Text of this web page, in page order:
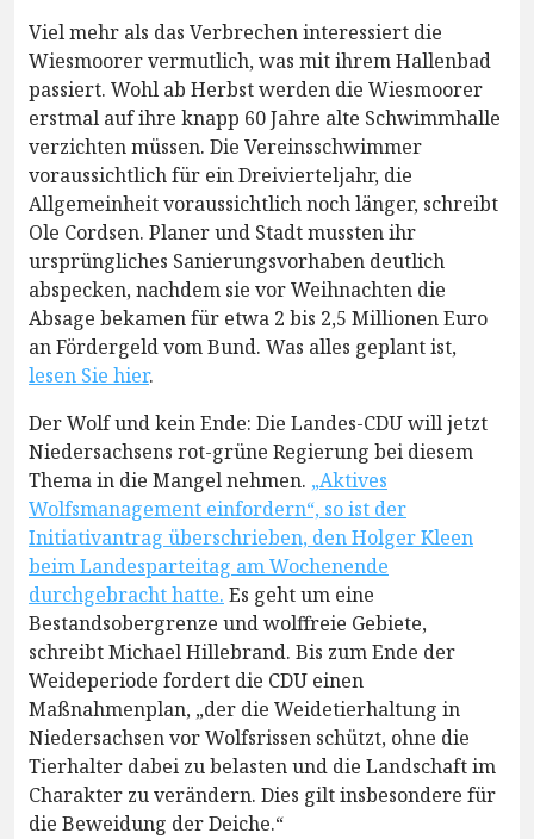
Viel mehr als das Verbrechen interessiert die
Wiesmoorer vermutlich, was mit ihrem Hallenbad
passiert. Wohl ab Herbst werden die Wiesmoorer
erstmal auf ihre knapp 60 Jahre alte Schwimmhalle
verzichten müssen. Die Vereinsschwimmer
voraussichtlich für ein Dreivierteljahr, die
Allgemeinheit voraussichtlich noch länger, schreibt
Ole Cordsen. Planer und Stadt mussten ihr
ursprüngliches Sanierungsvorhaben deutlich
abspecken, nachdem sie vor Weihnachten die
Absage bekamen für etwa 2 bis 2,5 Millionen Euro
an Fördergeld vom Bund. Was alles geplant ist,
lesen Sie hier.
Der Wolf und kein Ende: Die Landes-CDU will jetzt
Niedersachsens rot-grüne Regierung bei diesem
Thema in die Mangel nehmen. „Aktives
Wolfsmanagement einfordern“, so ist der
Initiativantrag überschrieben, den Holger Kleen
beim Landesparteitag am Wochenende
durchgebracht hatte. Es geht um eine
Bestandsobergrenze und wolffreie Gebiete,
schreibt Michael Hillebrand. Bis zum Ende der
Weideperiode fordert die CDU einen
Maßnahmenplan, „der die Weidetierhaltung in
Niedersachsen vor Wolfsrissen schützt, ohne die
Tierhalter dabei zu belasten und die Landschaft im
Charakter zu verändern. Dies gilt insbesondere für
die Beweidung der Deiche.“